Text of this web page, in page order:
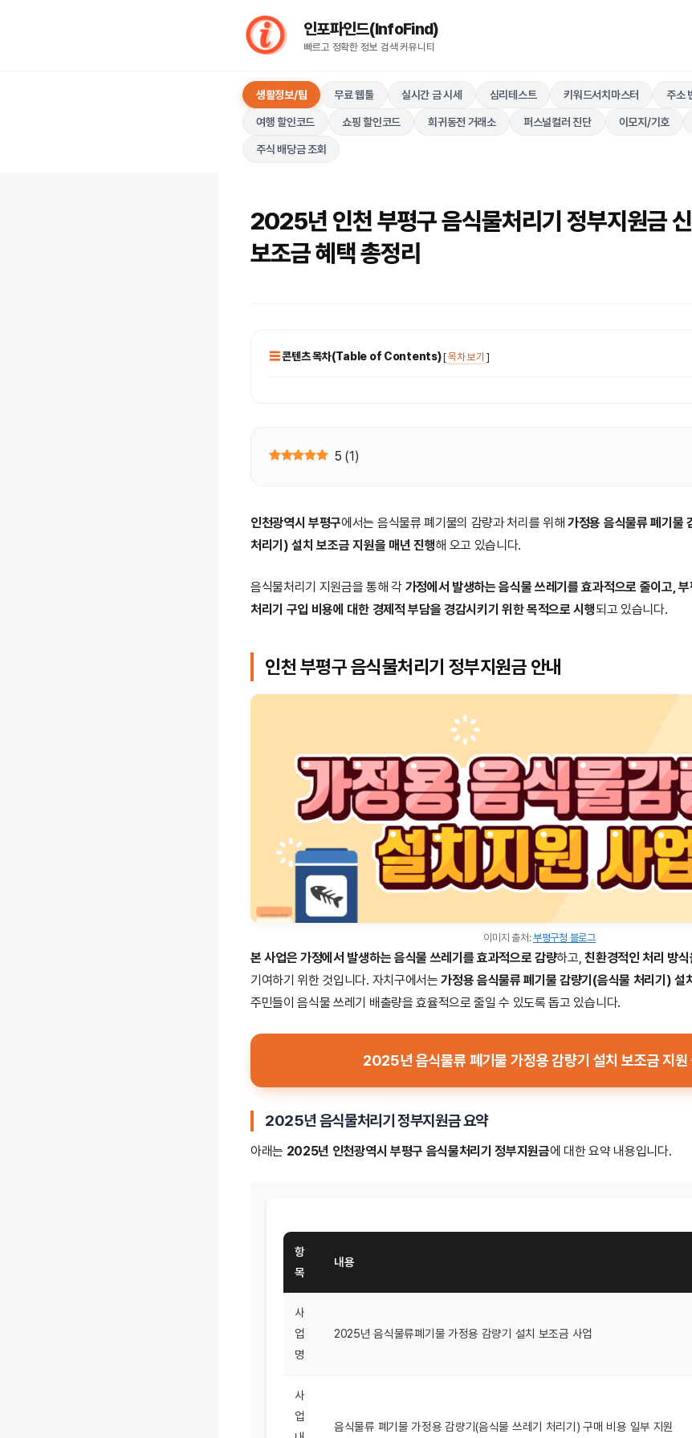
인포파인드(InfoFind)​​​​
빠르고 정확한 정보 검색 커뮤니티
생활정보/팁 무료 웹툴 실시간 금 시세 심리테스트 키워드서치마스터 주소
여행 할인코드 쇼핑 할인코드 희귀동전 거래소 퍼스널컬러 진단 이모지/기호
주식 배당금 조회
2025년 인천 부평구 음식물처리기 정부지원금
보조금 혜택 총정리
콘텐츠 목차(Table of Contents)[목차 보기 ]
5 (1 )
인천광역시 부평구에서는 음식물류 폐기물의 감량과 처리를 위해가정용 음식물류 폐기물
처리기) 설치 보조금 지원을 매년 진행해 오고 있습니다.
음식물처리기 지원금을 통해 각 가정에서 발생하는 음식물 쓰레기를 효과적으로 줄이고, 부
처리기 구입 비용에 대한 경제적 부담을 경감시키기 위한 목적으로 시행되고 있습니다.
인천 부평구 음식물처리기 정부지원금 안내
이미지 출처:부평구청 블로그
본 사업은 가정에서 발생하는 음식물 쓰레기를 효과적으로 감량하고,친환경적인 처리 방
기여하기 위한 것입니다. 자치구에서는가정용 음식물류 폐기물 감량기(음식물 처리기) 설
주민들이 음식물 쓰레기 배출량을 효율적으로 줄일 수 있도록 돕고 있습니다.
2025년 음식물류 폐기물 가정용 감량기 설치 보조금 지원
2025년 음식물처리기 정부지원금 요약
아래는 2025년 인천광역시 부평구 음식물처리기 정부지원금에 대한 요약 내용입니다.
항
목
내용
사
업
명
2025년 음식물류폐기물 가정용 감량기 설치 보조금 사업
사
업
음식물류 폐기물 가정용 감량기(음식물 쓰레기 처리기) 구매 비용 일부 지원